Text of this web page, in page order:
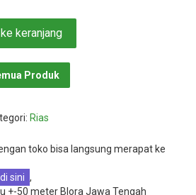
keranjang
Produk
Rias
toko bisa langsung merapat ke
sini ,
+-50 meter Blora Jawa Tengah